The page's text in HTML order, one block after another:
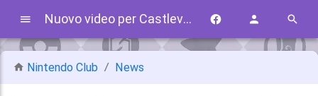
Nuovo video per Castlevania Lords of Shadow: Mirror of Fate
Nintendo Club News